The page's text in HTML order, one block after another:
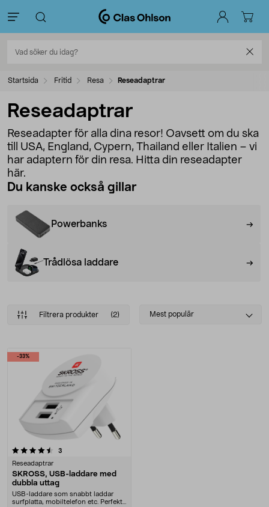
Startsida Fritid Resa Reseadaptrar
Reseadaptrar
Reseadapter för alla dina resor! Oavsett om du ska
till USA, England, Cypern, Thailand eller Italien – vi
har adaptern för din resa. Hitta din reseadapter
här.
Du kanske också gillar
Powerbanks
Trådlösa laddare
Filtrera produkter (2)
Select
Mest populär
Produkter
-33%
3
Reseadaptrar
SKROSS, USB-laddare med
dubbla uttag
USB-laddare som snabbt laddar
surfplatta, mobiltelefon etc. Perfekt